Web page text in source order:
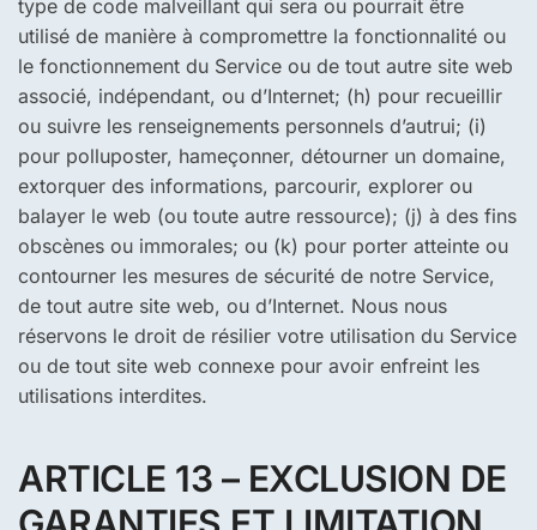
type de code malveillant qui sera ou pourrait être
utilisé de manière à compromettre la fonctionnalité ou
le fonctionnement du Service ou de tout autre site web
associé, indépendant, ou d’Internet; (h) pour recueillir
ou suivre les renseignements personnels d’autrui; (i)
pour polluposter, hameçonner, détourner un domaine,
extorquer des informations, parcourir, explorer ou
balayer le web (ou toute autre ressource); (j) à des fins
obscènes ou immorales; ou (k) pour porter atteinte ou
contourner les mesures de sécurité de notre Service,
de tout autre site web, ou d’Internet. Nous nous
réservons le droit de résilier votre utilisation du Service
ou de tout site web connexe pour avoir enfreint les
utilisations interdites.
ARTICLE 13 – EXCLUSION DE